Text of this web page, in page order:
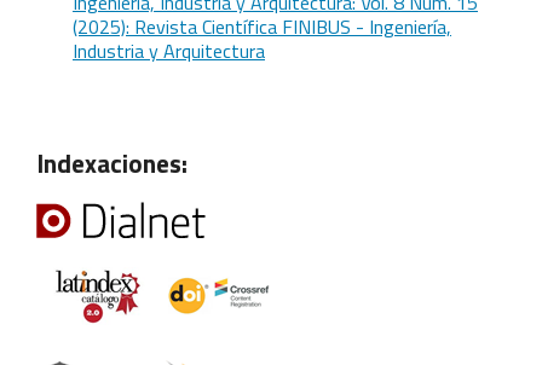
(2025): Revista Científica FINIBUS - Ingeniería,
Industria y Arquitectura
Indexaciones: